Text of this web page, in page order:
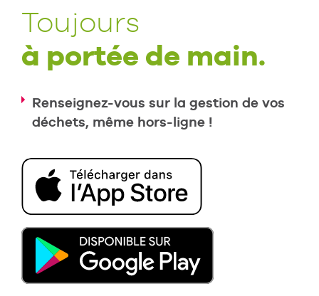
17 18 19 20 21 22
31 1 2 3
Toujours
à portée de main.
Renseignez-vous sur la gestion de vos
déchets, même hors-ligne !